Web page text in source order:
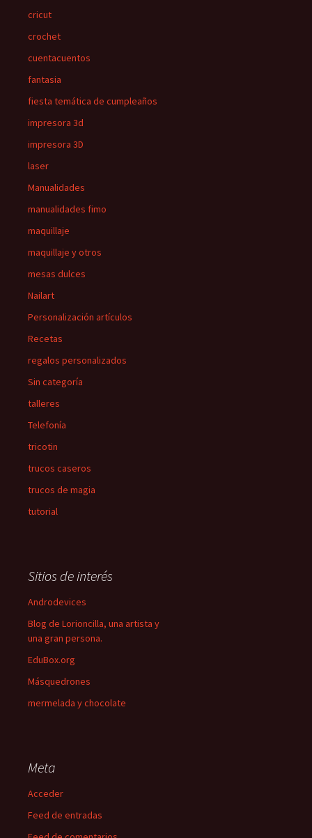
cricut
crochet
cuentacuentos
fantasia
fiesta temática de cumpleaños
impresora 3d
impresora 3D
laser
Manualidades
manualidades fimo
maquillaje
maquillaje y otros
mesas dulces
Nailart
Personalización artículos
Recetas
regalos personalizados
Sin categoría
talleres
Telefonía
tricotin
trucos caseros
trucos de magia
tutorial
Sitios de interés
Androdevices
Blog de Lorioncilla, una artista y
una gran persona.
EduBox.org
Másquedrones
mermelada y chocolate
Meta
Acceder
Feed de entradas